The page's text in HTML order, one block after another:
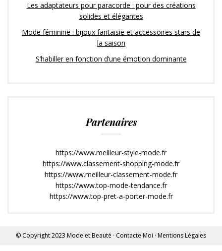
Les adaptateurs pour paracorde : pour des créations
solides et élégantes
Mode féminine : bijoux fantaisie et accessoires stars de
la saison
S’habiller en fonction d’une émotion dominante
Partenaires
https://www.meilleur-style-mode.fr
https://www.classement-shopping-mode.fr
https://www.meilleur-classement-mode.fr
https://www.top-mode-tendance.fr
https://www.top-pret-a-porter-mode.fr
© Copyright 2023 Mode et Beauté · Contacte Moi · Mentions Légales